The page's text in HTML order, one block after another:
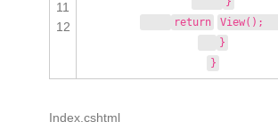
11
12
return
View();
}
}
Index.cshtml